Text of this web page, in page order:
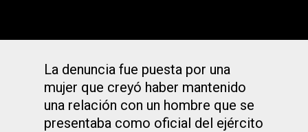
La denuncia fue puesta por una
mujer que creyó haber mantenido
una relación con un hombre que se
presentaba como oficial del ejército